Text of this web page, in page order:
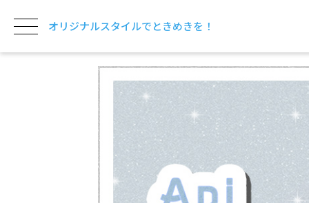
オリジナルスタイルでときめきを！